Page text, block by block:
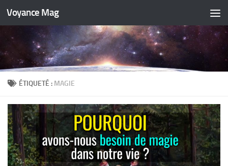
Skip to content
Voyance Mag
ÉTIQUETÉ : MAGIE